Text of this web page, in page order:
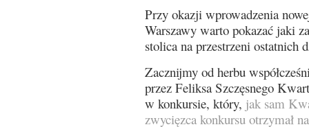
Przy okazji wprowadzenia
Warszawy warto pokazać jaki
stolica na przestrzeni ostatnich
Zacznijmy od herbu
przez Feliksa Szczęsnego
w konkursie, który, jak sam
zwycięzca konkursu otrzymał